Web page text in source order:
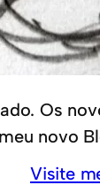
Os
meu novo
Visite